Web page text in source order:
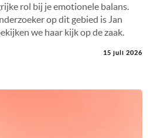
rol bij je emotionele balans.
op dit gebied is Jan
we haar kijk op de zaak.
15 juli 2026